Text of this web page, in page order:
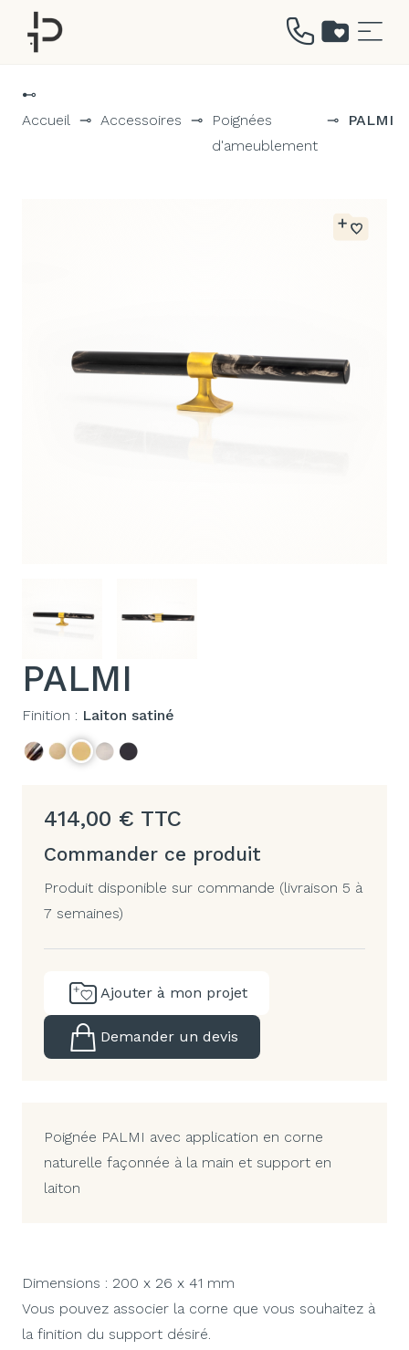
⊷
Accueil ⊸ Accessoires ⊸
Poignées
d'ameublement
⊸ PALMI
PALMI
Finition : Laiton satiné
414,00 € TTC
Commander ce produit
Produit disponible sur commande (livraison 5 à
7 semaines)
Ajouter à mon projet
Demander un devis
Poignée PALMI avec application en corne
naturelle façonnée à la main et support en
laiton
Dimensions : 200 x 26 x 41 mm
Vous pouvez associer la corne que vous souhaitez à
la finition du support désiré.